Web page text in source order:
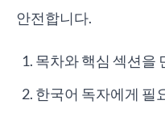
안전합니다.
목차와 핵심 섹션을
한국어 독자에게 필